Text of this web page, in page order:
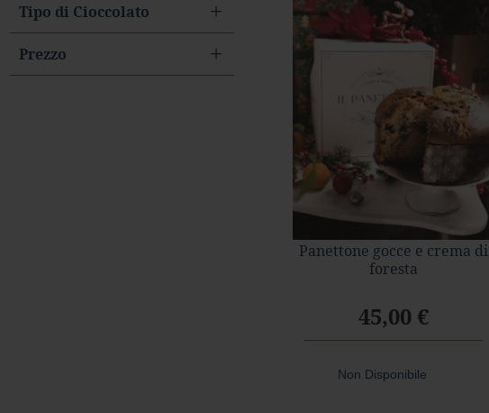
Ghiande
Wafer
Tavolette
Panettone gocce e crema di
foresta
45,00 €
Non Disponibile
Tipo di Cioccolato
Prezzo